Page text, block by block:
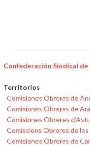
Confederación Sindical
Territorios
Comisiones Obreras de
Comisiones Obreras de
Comisiones Obreres
Comissions Obreres de les
Comisiones Obreras de